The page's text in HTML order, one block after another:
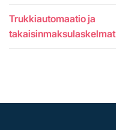
Trukkiautomaatio ja
takaisinmaksulaskelmat